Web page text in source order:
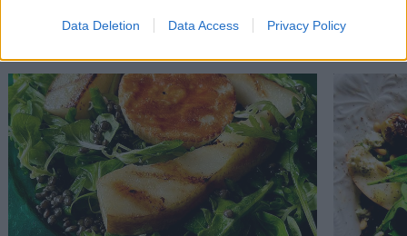
Data Deletion Data Access Privacy Policy
Διαβάστε επίσης